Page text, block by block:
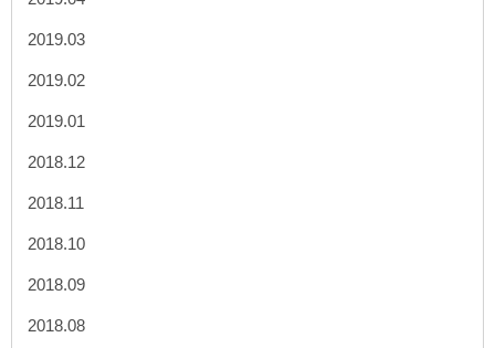
2019.03
2019.02
2019.01
2018.12
2018.11
2018.10
2018.09
2018.08